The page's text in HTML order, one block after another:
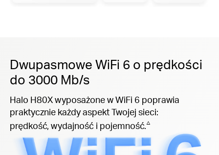
Dwupasmowe WiFi 6 o prędkości
do 3000 Mb/s
Halo H80X wyposażone w WiFi 6 poprawia
praktycznie każdy aspekt Twojej sieci:
prędkość, wydajność i pojemność. △